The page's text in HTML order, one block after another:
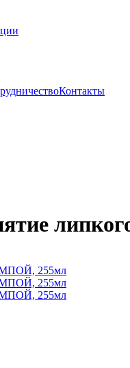
Контакты